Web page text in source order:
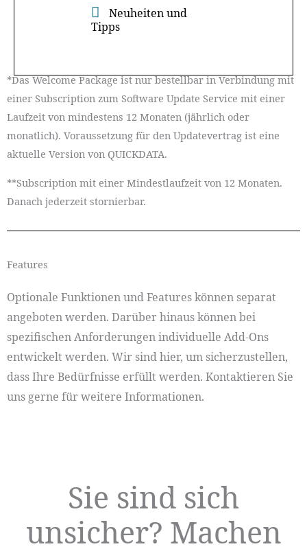
Neuheiten und
Tipps
*Das Welcome Package ist nur bestellbar in Verbindung mit
einer Subscription zum Software Update Service mit einer
Laufzeit von mindestens 12 Monaten (jährlich oder
monatlich). Voraussetzung für den Updatevertrag ist eine
aktuelle Version von QUICKDATA.
**Subscription mit einer Mindestlaufzeit von 12 Monaten.
Danach jederzeit stornierbar.
Features
Optionale Funktionen und Features können separat
angeboten werden. Darüber hinaus können bei
spezifischen Anforderungen individuelle Add-Ons
entwickelt werden. Wir sind hier, um sicherzustellen,
dass Ihre Bedürfnisse erfüllt werden. Kontaktieren Sie
uns gerne für weitere Informationen.
Sie sind sich
unsicher? Machen